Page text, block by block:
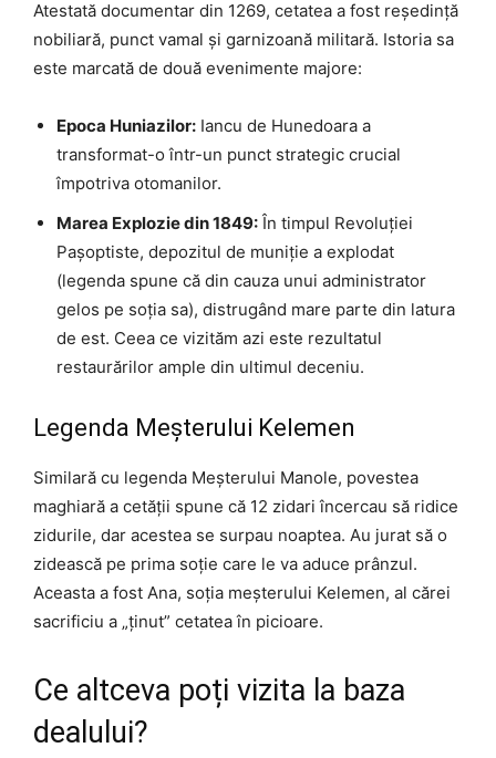
Atestată documentar din 1269, cetatea a fost reședință
nobiliară, punct vamal și garnizoană militară. Istoria sa
este marcată de două evenimente majore:
Epoca Huniazilor: Iancu de Hunedoara a
transformat-o într-un punct strategic crucial
împotriva otomanilor.
Marea Explozie din 1849: În timpul Revoluției
Pașoptiste, depozitul de muniție a explodat
(legenda spune că din cauza unui administrator
gelos pe soția sa), distrugând mare parte din latura
de est. Ceea ce vizităm azi este rezultatul
restaurărilor ample din ultimul deceniu.
Legenda Meșterului Kelemen
Similară cu legenda Meșterului Manole, povestea
maghiară a cetății spune că 12 zidari încercau să ridice
zidurile, dar acestea se surpau noaptea. Au jurat să o
zidească pe prima soție care le va aduce prânzul.
Aceasta a fost Ana, soția meșterului Kelemen, al cărei
sacrificiu a „ținut” cetatea în picioare.
Ce altceva poți vizita la baza
dealului?